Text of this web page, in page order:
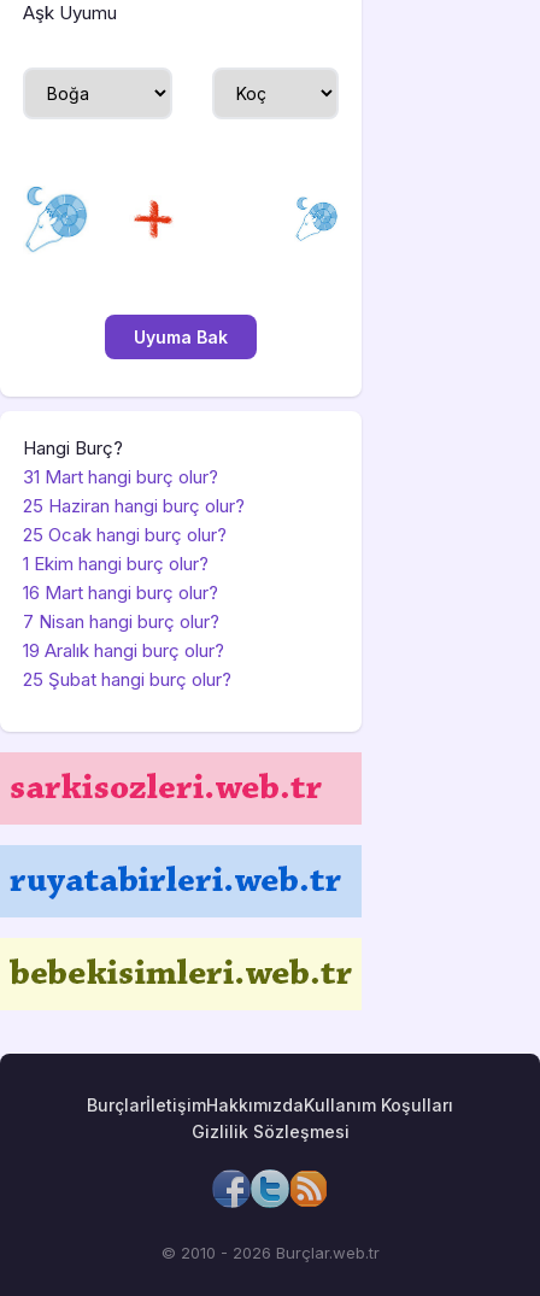
Aşk Uyumu
Hangi Burç?
31 Mart hangi burç olur?
25 Haziran hangi burç olur?
25 Ocak hangi burç olur?
1 Ekim hangi burç olur?
16 Mart hangi burç olur?
7 Nisan hangi burç olur?
19 Aralık hangi burç olur?
25 Şubat hangi burç olur?
BurçlarİletişimHakkımızdaKullanım Koşulları
Gizlilik Sözleşmesi
© 2010 - 2026 Burçlar.web.tr